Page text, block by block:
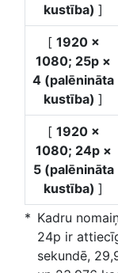
kustība) ]
[ 1920 ×
1080; 25p ×
4 (palēnināta
kustība) ]
[ 1920 ×
1080; 24p ×
5 (palēnināta
kustība) ]
Kadru
24p ir
sekundē,